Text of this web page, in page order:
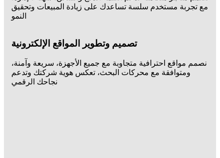
مع تجربة مستخدم سلسة تساعدك على زيادة المبيعات وتحقيق
النمو
تصميم وتطوير المواقع الإلكترونية
نصمم مواقع احترافية متجاوبة مع جميع الأجهزة، سريعة وآمنة،
ومتوافقة مع محركات البحث، تعكس هوية شركتك وتدعم
نجاحك الرقمي